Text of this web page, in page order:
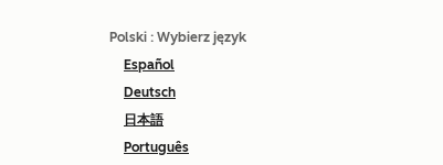
Polski : Wybierz język
Español
Deutsch
日本語
Português